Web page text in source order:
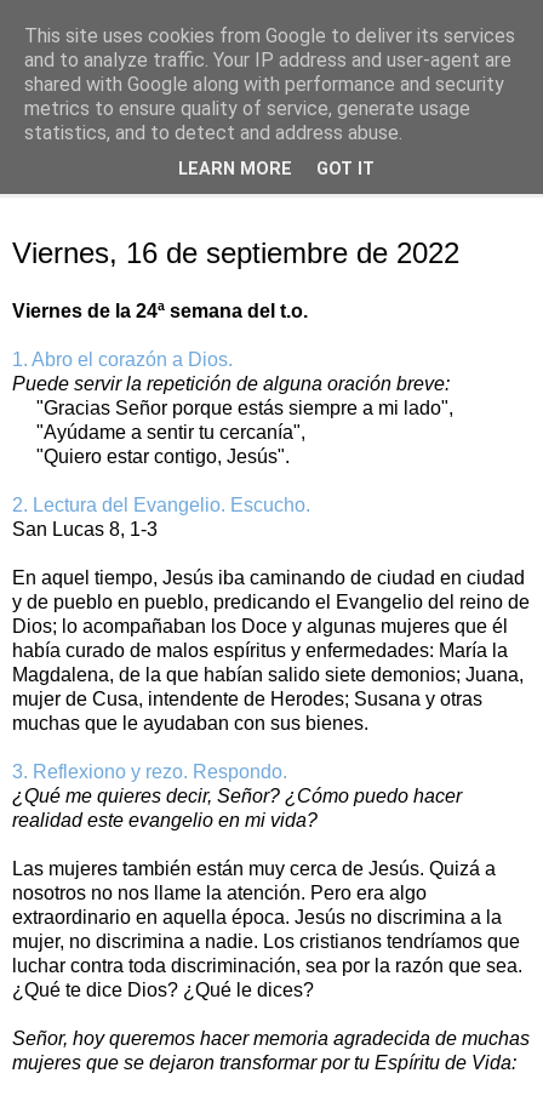
Oración personal
con el Evangelio de cada día
Viernes, 16 de septiembre de 2022
Viernes de la 24ª semana del t.o.
1. Abro el corazón a Dios.
Puede servir la repetición de alguna oración breve:
"Gracias Señor porque estás siempre a mi lado",
"Ayúdame a sentir tu cercanía",
"Quiero estar contigo, Jesús".
2. Lectura del Evangelio. Escucho.
San Lucas 8, 1-3
En aquel tiempo, Jesús iba caminando de ciudad en ciudad
y de pueblo en pueblo, predicando el Evangelio del reino de
Dios; lo acompañaban los Doce y algunas mujeres que él
había curado de malos espíritus y enfermedades: María la
Magdalena, de la que habían salido siete demonios; Juana,
mujer de Cusa, intendente de Herodes; Susana y otras
muchas que le ayudaban con sus bienes.
3. Reflexiono y rezo. Respondo.
¿Qué me quieres decir, Señor? ¿Cómo puedo hacer
realidad este evangelio en mi vida?
Las mujeres también están muy cerca de Jesús. Quizá a
nosotros no nos llame la atención. Pero era algo
extraordinario en aquella época. Jesús no discrimina a la
mujer, no discrimina a nadie. Los cristianos tendríamos que
luchar contra toda discriminación, sea por la razón que sea.
¿Qué te dice Dios? ¿Qué le dices?
Señor, hoy queremos hacer memoria agradecida de muchas
mujeres que se dejaron transformar por tu Espíritu de Vida:
This site uses cookies from Google to deliver its services
and to analyze traffic. Your IP address and user-agent are
shared with Google along with performance and security
metrics to ensure quality of service, generate usage
statistics, and to detect and address abuse.
LEARN MORE GOT IT